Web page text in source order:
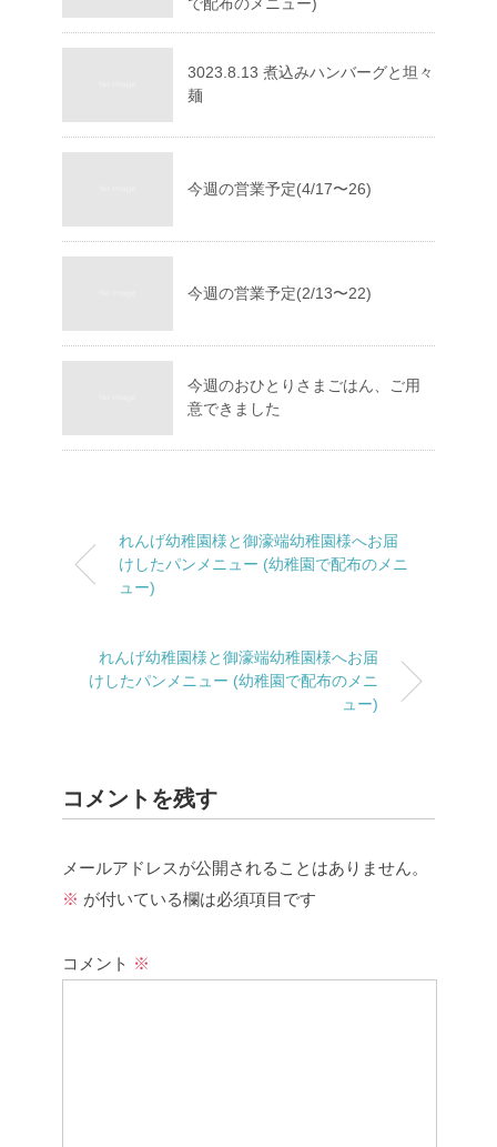
で配布のメニュー)
3023.8.13 煮込みハンバーグと坦々
麺
今週の営業予定(4/17〜26)
今週の営業予定(2/13〜22)
今週のおひとりさまごはん、ご用
意できました
れんげ幼稚園様と御濠端幼稚園様へお届
けしたパンメニュー (幼稚園で配布のメニ
ュー)
れんげ幼稚園様と御濠端幼稚園様へお届
けしたパンメニュー (幼稚園で配布のメニ
ュー)
コメントを残す
メールアドレスが公開されることはありません。
※ が付いている欄は必須項目です
コメント ※